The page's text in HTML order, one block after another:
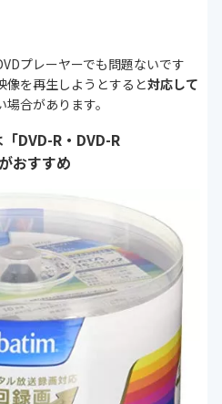
プレーヤーでも問題ないです
像を再生しようとすると対応して
合があります。
DVD-R・DVD-R
おすすめ